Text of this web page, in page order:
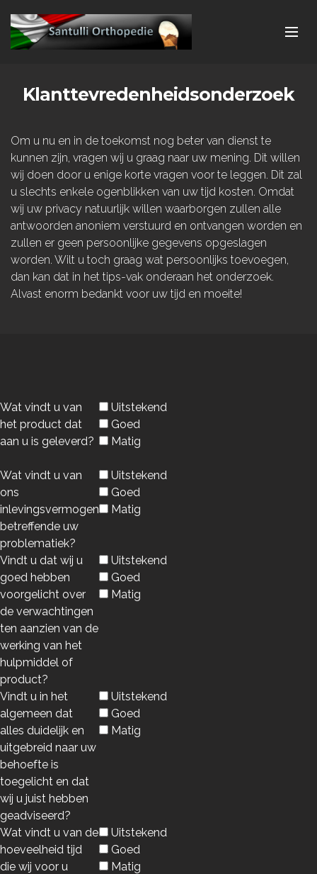
Klanttevredenheidsonderzoek
Om u nu en in de toekomst nog beter van dienst te
kunnen zijn, vragen wij u graag naar uw mening. Dit willen
wij doen door u enige korte vragen voor te leggen. Dit zal
u slechts enkele ogenblikken van uw tijd kosten. Omdat
wij uw privacy natuurlijk willen waarborgen zullen alle
antwoorden anoniem verstuurd en ontvangen worden en
zullen er geen persoonlijke gegevens opgeslagen
worden. Wilt u toch graag wat persoonlijks toevoegen,
dan kan dat in het tips-vak onderaan het onderzoek.
Alvast enorm bedankt voor uw tijd en moeite!
Wat vindt u van
het product dat
aan u is geleverd?
Uitstekend
Goed
Matig
Wat vindt u van
ons
inlevingsvermogen
betreffende uw
problematiek?
Uitstekend
Goed
Matig
Vindt u dat wij u
goed hebben
voorgelicht over
de verwachtingen
ten aanzien van de
werking van het
hulpmiddel of
product?
Uitstekend
Goed
Matig
Vindt u in het
algemeen dat
alles duidelijk en
uitgebreid naar uw
behoefte is
toegelicht en dat
wij u juist hebben
geadviseerd?
Uitstekend
Goed
Matig
Wat vindt u van de
hoeveelheid tijd
die wij voor u
Uitstekend
Goed
Matig